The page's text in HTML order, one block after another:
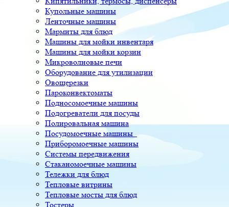
Купольные машины
Ленточные машины
Мармиты для блюд
Машины для мойки инвентаря
Машины для мойки корзин
Микроволновые печи
Оборудование для утилизации
Овощерезки
Пароконвектоматы
Подносомоечные машины
Подогреватели для посуды
Полировальная машина
Посудомоечные машины
Приборомоечные машины
Системы передвижения
Стаканомоечные машины
Тележки для блюд
Тепловые витрины
Тепловые мосты для блюд
Тостеры